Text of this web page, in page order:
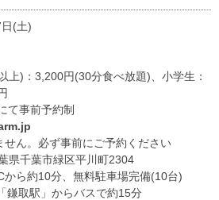
(土)
上)：3,200円(30分食べ放題)、小学生：
て事前予約制
ん。必ず事前にご予約ください
千葉市緑区平川町2304
ら約10分、無料駐車場完備(10台)
鎌取駅」からバスで約15分